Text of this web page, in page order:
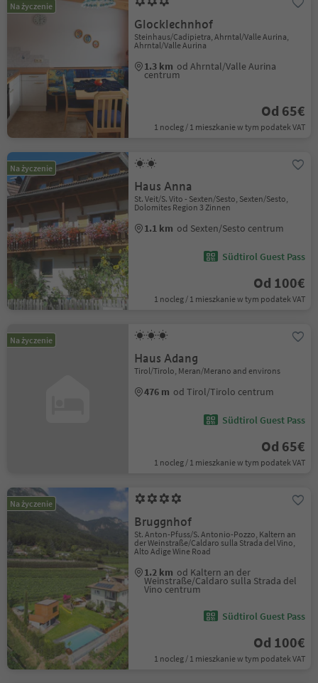
Na życzenie
Glocklechnhof
Steinhaus/Cadipietra, Ahrntal/Valle Aurina,
Ahrntal/Valle Aurina
1.3 km od Ahrntal/Valle Aurina
centrum
Od 65€
1 nocleg / 1 mieszkanie w tym podatek VAT
Na życzenie
Haus Anna
St. Veit/S. Vito - Sexten/Sesto, Sexten/Sesto,
Dolomites Region 3 Zinnen
1.1 km od Sexten/Sesto centrum
Südtirol Guest Pass
Od 100€
1 nocleg / 1 mieszkanie w tym podatek VAT
Na życzenie
Haus Adang
Tirol/Tirolo, Meran/Merano and environs
476 m od Tirol/Tirolo centrum
Südtirol Guest Pass
Od 65€
1 nocleg / 1 mieszkanie w tym podatek VAT
Na życzenie
Bruggnhof
St. Anton-Pfuss/S. Antonio-Pozzo, Kaltern an
der Weinstraße/Caldaro sulla Strada del Vino,
Alto Adige Wine Road
1.2 km od Kaltern an der
Weinstraße/Caldaro sulla Strada del
Vino centrum
Südtirol Guest Pass
Od 100€
1 nocleg / 1 mieszkanie w tym podatek VAT